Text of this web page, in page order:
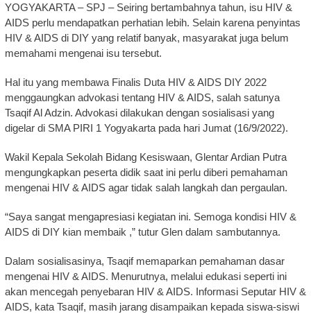
YOGYAKARTA – SPJ – Seiring bertambahnya tahun, isu HIV &
AIDS perlu mendapatkan perhatian lebih. Selain karena penyintas
HIV & AIDS di DIY yang relatif banyak, masyarakat juga belum
memahami mengenai isu tersebut.
Hal itu yang membawa Finalis Duta HIV & AIDS DIY 2022
menggaungkan advokasi tentang HIV & AIDS, salah satunya
Tsaqif Al Adzin. Advokasi dilakukan dengan sosialisasi yang
digelar di SMA PIRI 1 Yogyakarta pada hari Jumat (16/9/2022).
Wakil Kepala Sekolah Bidang Kesiswaan, Glentar Ardian Putra
mengungkapkan peserta didik saat ini perlu diberi pemahaman
mengenai HIV & AIDS agar tidak salah langkah dan pergaulan.
“Saya sangat mengapresiasi kegiatan ini. Semoga kondisi HIV &
AIDS di DIY kian membaik ,” tutur Glen dalam sambutannya.
Dalam sosialisasinya, Tsaqif memaparkan pemahaman dasar
mengenai HIV & AIDS. Menurutnya, melalui edukasi seperti ini
akan mencegah penyebaran HIV & AIDS. Informasi Seputar HIV &
AIDS, kata Tsaqif, masih jarang disampaikan kepada siswa-siswi